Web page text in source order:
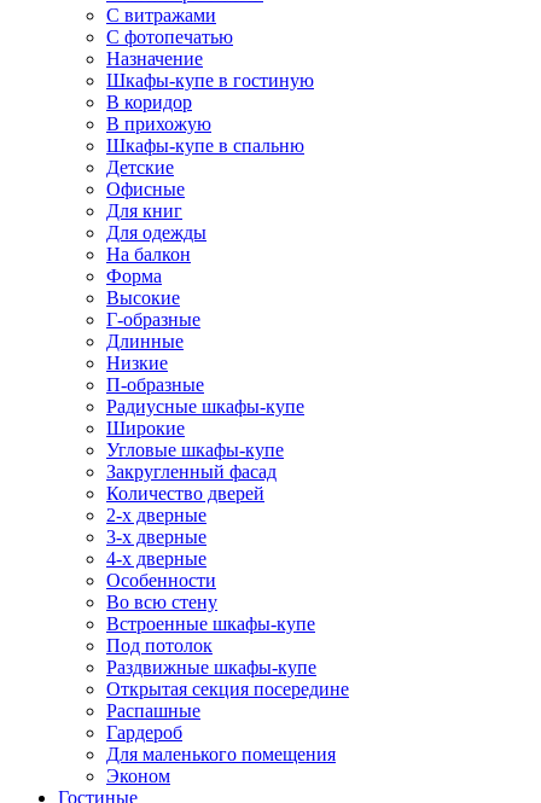
С витражами
С фотопечатью
Назначение
Шкафы-купе в гостиную
В коридор
В прихожую
Шкафы-купе в спальню
Детские
Офисные
Для книг
Для одежды
На балкон
Форма
Высокие
Г-образные
Длинные
Низкие
П-образные
Радиусные шкафы-купе
Широкие
Угловые шкафы-купе
Закругленный фасад
Количество дверей
2-х дверные
3-х дверные
4-х дверные
Особенности
Во всю стену
Встроенные шкафы-купе
Под потолок
Раздвижные шкафы-купе
Открытая секция посередине
Распашные
Гардероб
Для маленького помещения
Эконом
Гостиные